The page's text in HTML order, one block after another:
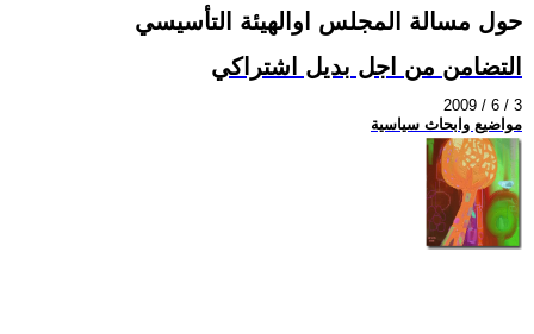
حول مسالة المجلس اوالهيئة التأسيسي
التضامن من اجل بديل اشتراكي
2009 / 6 / 3
مواضيع وابحاث سياسية